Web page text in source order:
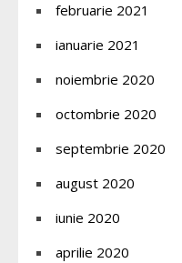
februarie 2021
ianuarie 2021
noiembrie 2020
octombrie 2020
septembrie 2020
august 2020
iunie 2020
aprilie 2020